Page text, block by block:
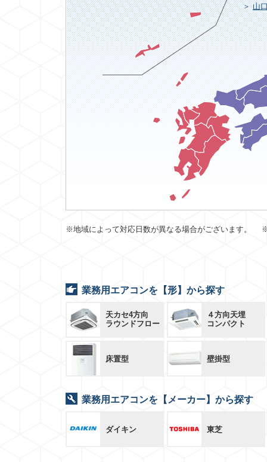
山
※地域によって対応日数が異なる場合がございます。
業務用エアコンを【形】から探す
天カセ4方向
ラウンドフロー
４方向天埋
コンパクト
床置型 壁掛型
業務用エアコンを【メーカー】から探す
ダイキン 東芝